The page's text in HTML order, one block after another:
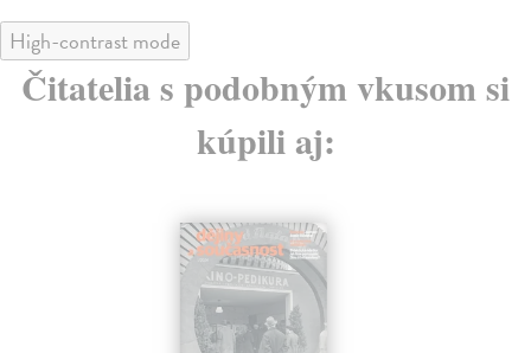
High-contrast mode
Čitatelia s podobným vkusom si
kúpili aj: